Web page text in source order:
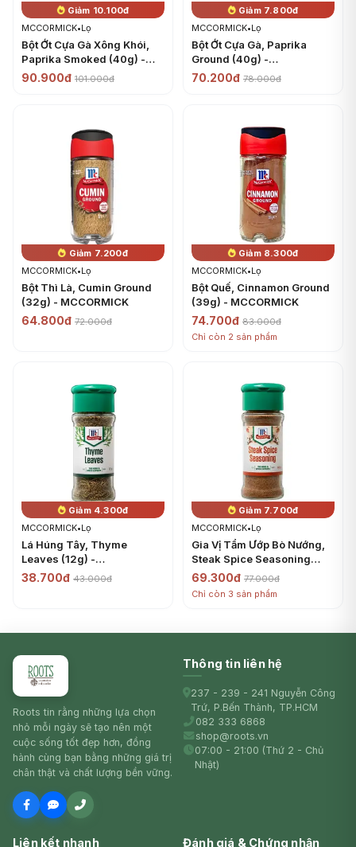
Giảm 10.100đ
MCCORMICK•Lọ
Bột Ớt Cựa Gà Xông Khói,
Paprika Smoked (40g) -
MCCORMICK
90.900đ 101.000đ
Giảm 7.800đ
MCCORMICK•Lọ
Bột Ớt Cựa Gà, Paprika
Ground (40g) -
MCCORMICK
70.200đ 78.000đ
Giảm 7.200đ
MCCORMICK•Lọ
Bột Thì Là, Cumin Ground
(32g) - MCCORMICK
64.800đ 72.000đ
Giảm 8.300đ
MCCORMICK•Lọ
Bột Quế, Cinnamon Ground
(39g) - MCCORMICK
74.700đ 83.000đ
Chỉ còn 2 sản phẩm
Giảm 4.300đ
MCCORMICK•Lọ
Lá Húng Tây, Thyme
Leaves (12g) -
MCCORMICK
38.700đ 43.000đ
Giảm 7.700đ
MCCORMICK•Lọ
Gia Vị Tẩm Ướp Bò Nướng,
Steak Spice Seasoning
(60g) - MCCORMICK
69.300đ 77.000đ
Chỉ còn 3 sản phẩm
Roots tin rằng những lựa chọn
nhỏ mỗi ngày sẽ tạo nên một
cuộc sống tốt đẹp hơn, đồng
hành cùng bạn bằng những giá trị
chân thật và chất lượng bền vững.
Thông tin liên hệ
237 - 239 - 241 Nguyễn Công
Trứ, P.Bến Thành, TP.HCM
082 333 6868
shop@roots.vn
07:00 - 21:00 (Thứ 2 - Chủ
Nhật)
Liên kết nhanh Đánh giá & Chứng nhận